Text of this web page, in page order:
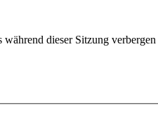
dieser Sitzung verbergen